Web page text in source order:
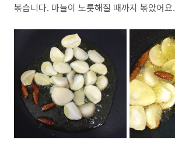
볶습니다. 마늘이 노릇해질 때까지 볶았어요.